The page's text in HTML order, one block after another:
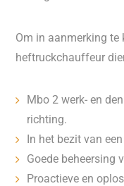
Om in aanmerking
heftruckchauffeur
Mbo 2 werk- en
richting.
In het bezit van
Goede beheersing
Proactieve en